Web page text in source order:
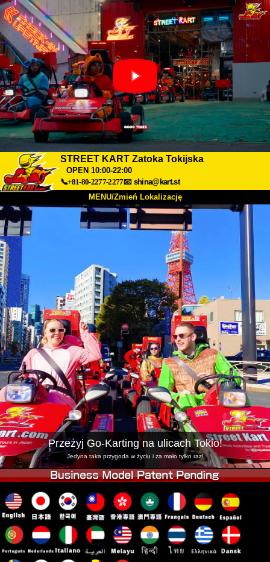
STREET KART Zatoka Tokijska
OPEN 10:00-22:00
📞+81-80-2277-2277📧 shina@kart.st
MENU/Zmień Lokalizację
TOP
Specyfikacja
Rezerwacja
Zmień Lokalizację
Tokyo Shinagawa Tokyo Akihabara#1
Tokyo Akihabara#2 Tokyo Shibuya
Tokyo Shibuya Annex Tokyo Bay
Tokyo Asakusa Osaka
Okinawa
Przeżyj Go-Karting na ulicach Tokio!
Jedyna taka przygoda w życiu i za mało tylko raz!